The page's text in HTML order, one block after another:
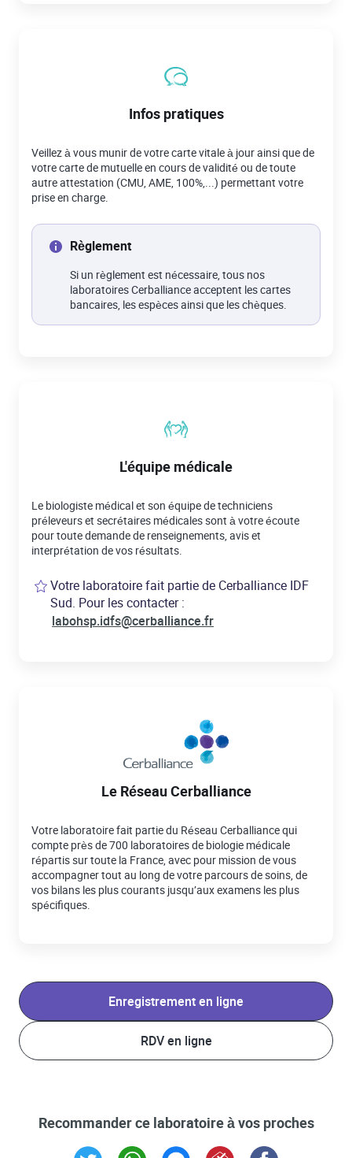
Infos pratiques
Veillez à vous munir de votre carte vitale à jour ainsi que de
votre carte de mutuelle en cours de validité ou de toute
autre attestation (CMU, AME, 100%,...) permettant votre
prise en charge.
Règlement
Si un règlement est nécessaire, tous nos
laboratoires Cerballiance acceptent les cartes
bancaires, les espèces ainsi que les chèques.
L'équipe médicale
Le biologiste médical et son équipe de techniciens
préleveurs et secrétaires médicales sont à votre écoute
pour toute demande de renseignements, avis et
interprétation de vos résultats.
Votre laboratoire fait partie de Cerballiance IDF
Sud. Pour les contacter :
labohsp.idfs@cerballiance.fr
Le Réseau Cerballiance
Votre laboratoire fait partie du Réseau Cerballiance qui
compte près de 700 laboratoires de biologie médicale
répartis sur toute la France, avec pour mission de vous
accompagner tout au long de votre parcours de soins, de
vos bilans les plus courants jusqu’aux examens les plus
spécifiques.
Enregistrement en ligne
RDV en ligne
Recommander ce laboratoire à vos proches